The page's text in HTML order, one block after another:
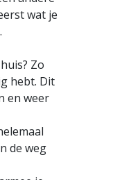
wat je
Zo
hebt. Dit
en weer
de weg